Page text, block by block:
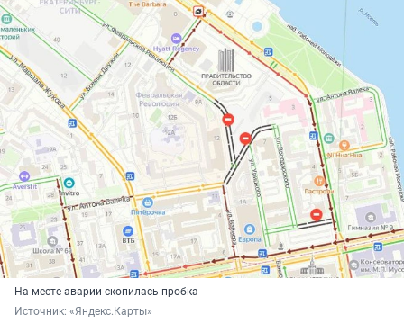
На месте аварии скопилась пробка
Источник: «Яндекс.Карты»